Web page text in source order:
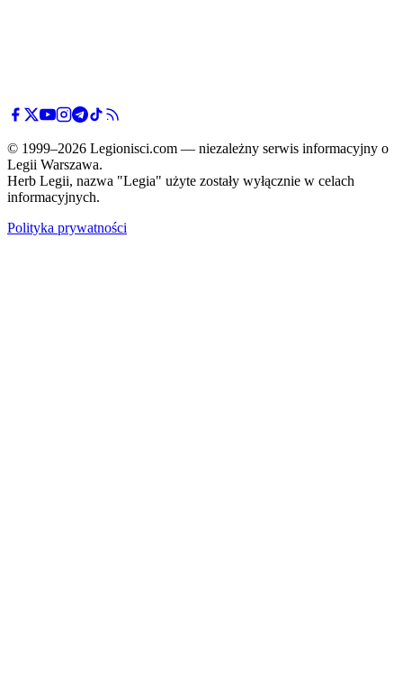
© 1999–2026 Legionisci.com — niezależny serwis informacyjny o
Legii Warszawa.
Herb Legii, nazwa "Legia" użyte zostały wyłącznie w celach
informacyjnych.
Polityka prywatności